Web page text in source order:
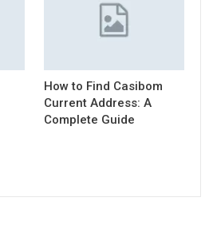
How to Find Casibom
Current Address: A
Complete Guide